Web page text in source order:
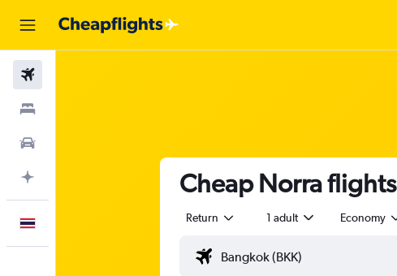
Cheap Norra flights
Return 1 adult Economy